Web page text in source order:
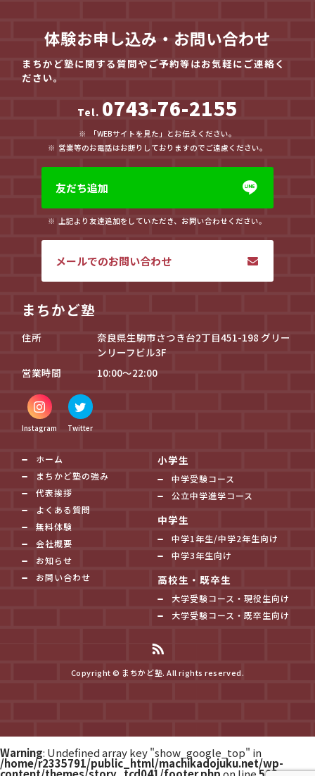
体験お申し込み・お問い合わせ
まちかど塾に関する質問やご予約等はお気軽にご連絡く
ださい。
Tel. 0743-76-2155
「WEBサイトを見た」とお伝えください。
営業等のお電話はお断りしておりますのでご遠慮ください。
友だち追加
上記より友達追加をしていただき、お問い合わせください。
メールでのお問い合わせ
まちかど塾
住所
奈良県生駒市さつき台2丁目451-198 グリー
ンリーフビル3F
営業時間
10:00～22:00
Instagram Twitter
ホーム
まちかど塾の強み
代表挨拶
よくある質問
無料体験
会社概要
お知らせ
お問い合わせ
小学生
中学受験コース
公立中学進学コース
中学生
中学1年生/中学2年生向け
中学3年生向け
高校生・既卒生
大学受験コース・現役生向け
大学受験コース・既卒生向け
Copyright © まちかど塾. All rights reserved.
Warning: Undefined array key "show_google_top" in
/home/r2335791/public_html/machikadojuku.net/wp-